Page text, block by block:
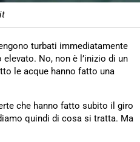
turbati immediatamente
No, non è l’inizio di un
le acque hanno fatto una
che hanno fatto subito il giro
quindi di cosa si tratta. Ma